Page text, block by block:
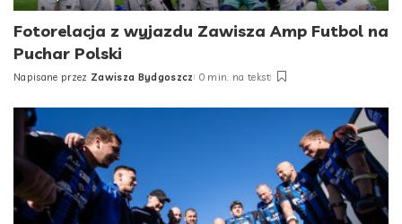
Fotorelacja z wyjazdu Zawisza Amp Futbol na
Puchar Polski
Posted
Napisane przez Zawisza Bydgoszcz 0 min. na tekst